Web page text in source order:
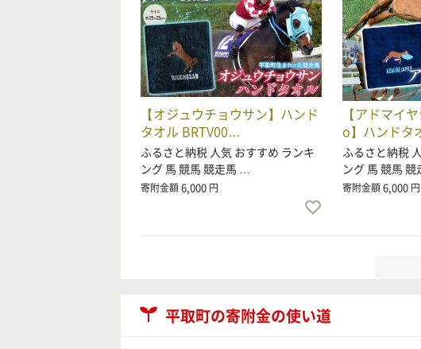
【オジュウチョウサン】ハンド
タオル BRTV00…
ふるさと納税 人気 おすすめ ランキ
ング 馬 競馬 競走馬 …
寄附金額6,000 円
【アドマイ
o】ハンドタ
ふるさと納税
ング 馬 競馬
寄附金額6,000 円
平取町の寄附金の使い道